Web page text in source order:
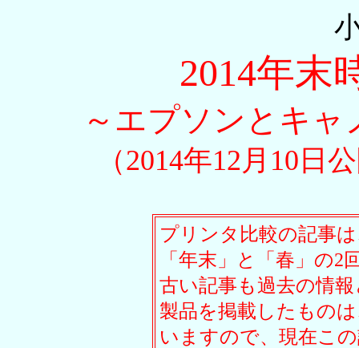
2014年末
～エプソンとキ
（2014年12月10日
プリンタ比較の記事
「年末」と「春」の
古い記事も過去の情
製品を掲載したもの
いますので、現在こ